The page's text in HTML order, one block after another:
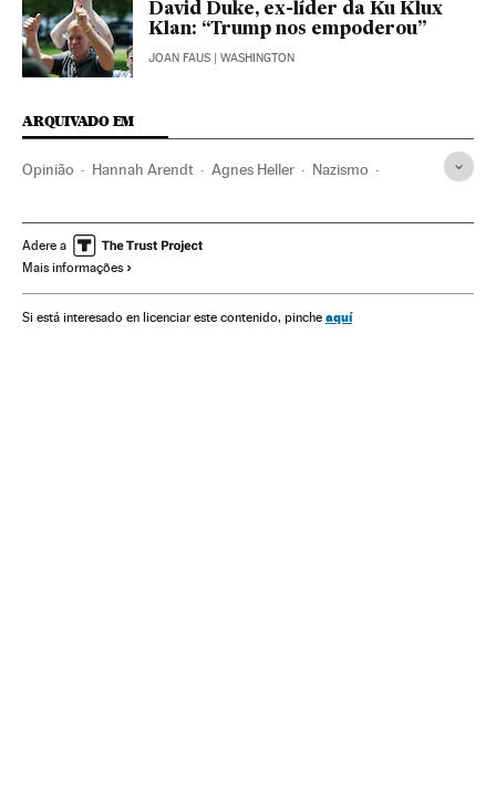
David Duke, ex-líder da Ku Klux
Klan: “Trump nos empoderou”
JOAN FAUS | WASHINGTON
ARQUIVADO EM
Opinião Hannah Arendt Agnes Heller Nazismo
História contemporânea Guerra
Delitos ódio
História Preconceitos Terrorismo Justiça
Adere a
Mais informações
Si está interesado en licenciar este contenido, pinche aquí